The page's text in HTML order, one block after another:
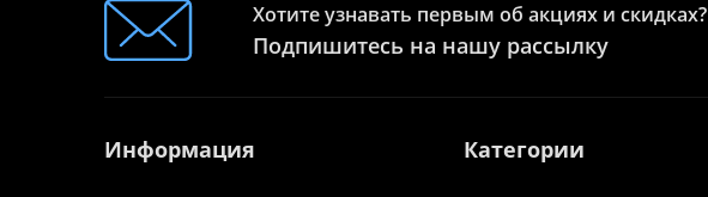
Хотите узнавать первым об акциях и скидках?
Подпишитесь на нашу рассылку
Информация Категории